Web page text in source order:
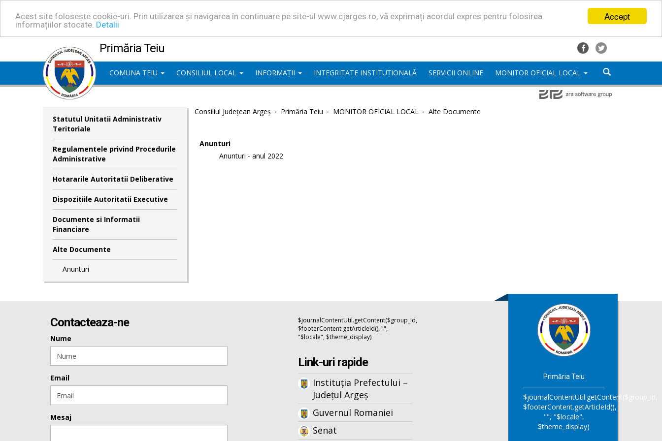
Accept
Acest site folosește cookie-uri. Prin utilizarea și navigarea în continuare pe site-ul www.cjarges.ro, vă exprimați acordul expres pentru folosirea
informațiilor stocate. Detalii
Primăria Teiu
COMUNA TEIU CONSILIUL LOCAL INFORMAȚII INTEGRITATE INSTITUȚIONALĂ SERVICII ONLINE MONITOR OFICIAL LOCAL
Statutul Unitatii Administrativ
Teritoriale
Regulamentele privind Procedurile
Administrative
Hotararile Autoritatii Deliberative
Dispozitiile Autoritatii Executive
Documente si Informatii
Financiare
Alte Documente
Anunturi
Consiliul Județean Argeș Primăria Teiu MONITOR OFICIAL LOCAL Alte Documente
Anunturi
Anunturi - anul 2022
Contacteaza-ne
Nume
Email
Mesaj
$journalContentUtil.getContent($group_id,
$footerContent.getArticleId(), "",
"$locale", $theme_display)
Link-uri rapide
Instituția Prefectului –
Județul Argeș
Guvernul Romaniei
Senat
Primăria Teiu
$journalContentUtil.getContent($group_id,
$footerContent.getArticleId(),
"", "$locale",
$theme_display)